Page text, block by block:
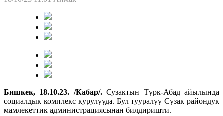
Бишкек, 18.10.23. /Кабар/.Сузактын Түрк-Абад айылында
социалдык комплекс курулууда. Бул тууралуу Сузак райондук
мамлекеттик администрациясынан билдиришти.